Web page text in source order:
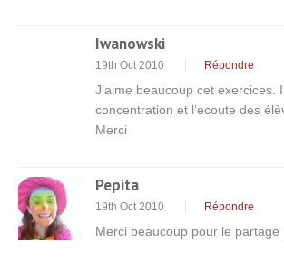
Iwanowski
19th Oct 2010 Répondre
J’aime beaucoup cet exercices.
concentration et l’ecoute des
Merci
Pepita
19th Oct 2010 Répondre
Merci beaucoup pour le partage